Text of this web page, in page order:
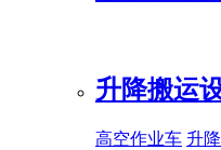
升降搬运
高空作业车 升